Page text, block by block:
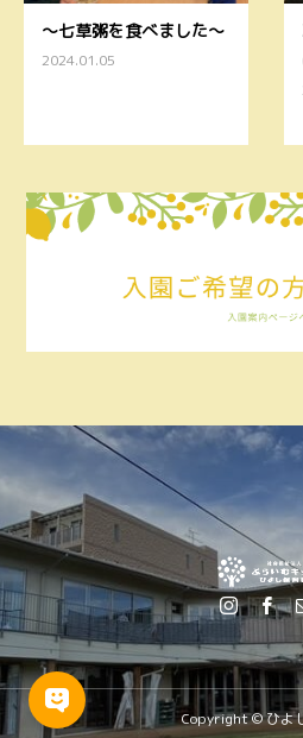
〜七草粥を食べました〜
2024.01.05
Copyright © ひよ